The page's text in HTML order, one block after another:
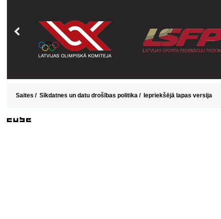
Saites / Sīkdatnes un datu drošības politika / Iepriekšējā lapas versija